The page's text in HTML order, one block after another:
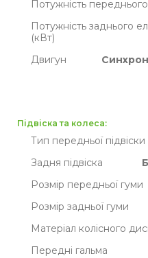
Потужність
Потужність заднього
(кВт)
Двигун
Підвіска та колеса:
Тип передньої підвіски
Задня підвіска
Розмір передньої гуми
Розмір задньої гуми
Матеріал колісного
Передні гальма